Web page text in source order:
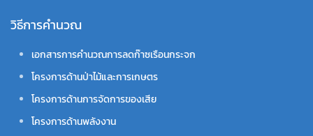
วิธีการคำนวณ
เอกสารการคำนวณการลดก๊าซเรือนกระจก
โครงการด้านป่าไม้และการเกษตร
โครงการด้านการจัดการของเสีย
โครงการด้านพลังงาน